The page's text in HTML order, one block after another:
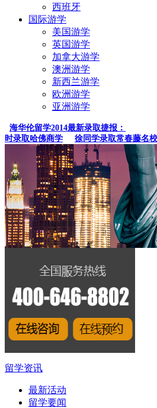
西班牙
国际游学
美国游学
英国游学
加拿大游学
澳洲游学
新西兰游学
欧洲游学
亚洲游学
海华伦留学2014最新录取捷报：
取哈佛商学
徐同学录取常春藤名校-康
留学资讯
最新活动
留学要闻